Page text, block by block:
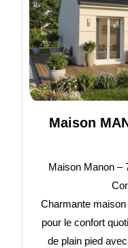
Maison
Maison Manon –
Charmante maison
pour le confort
de plain pied